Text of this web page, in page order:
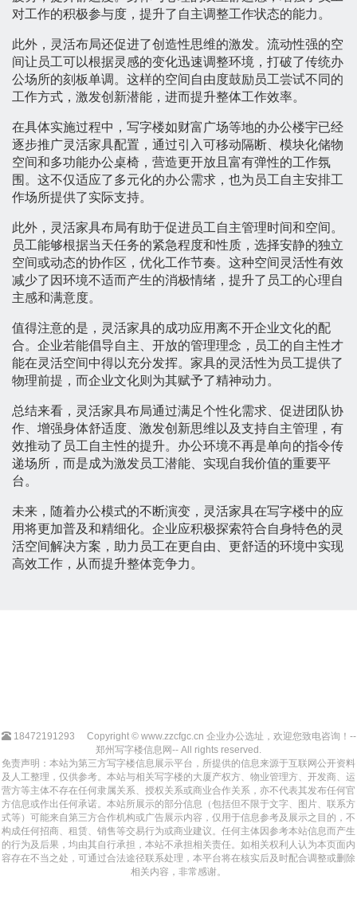
对工作的积极参与度，提升了自主调整工作状态的能力。
此外，灵活布局还促进了创造性思维的激发。流动性强的空
间让员工可以根据灵感的变化迅速调整环境，打破了传统办
公场所的刻板单调。这样的空间自由度鼓励员工尝试不同的
工作方式，激发创新潜能，进而提升整体工作效率。
在具体实施过程中，写字楼如财富广场等地的办公楼宇已经
逐步推广灵活家具配置，通过引入可移动隔断、模块化储物
空间和多功能办公桌椅，营造更开放且富有弹性的工作氛
围。这不仅适应了多元化的办公需求，也为员工自主安排工
作场所提供了实际支持。
此外，灵活家具布局有助于促进员工自主管理时间和空间。
员工能够根据当天任务的紧急程度和性质，选择安静的独立
空间或动态的协作区，优化工作节奏。这种空间灵活性有效
减少了因环境不适而产生的消极情绪，提升了员工的心理自
主感和满意度。
值得注意的是，灵活家具的成功应用离不开企业文化的配
合。企业若能倡导自主、开放的管理理念，员工的自主性才
能在灵活空间中得以充分发挥。家具的灵活性为员工提供了
物理前提，而企业文化则为其赋予了精神动力。
总结来看，灵活家具布局通过满足个性化需求、促进团队协
作、增强身体舒适度、激发创新思维以及支持自主管理，有
效推动了员工自主性的提升。办公环境不再是单向的指令传
递场所，而是成为激发员工潜能、实现自我价值的重要平
台。
未来，随着办公模式的不断演变，灵活家具在写字楼中的应
用将更加普及和精细化。企业应积极探索符合自身特色的灵
活空间解决方案，助力员工在更自由、更舒适的环境中实现
高效工作，从而提升整体竞争力。
18472191293
Copyright © www.zzcfgc.cn 企业办公选址，欢迎您致电咨询！--
郑州写字楼信息网-- All rights reserved.
免责声明：本站为第三方写字楼信息展示平台，所提供的信息来源于互联网公开资料
及人工整理，仅供参考。本站与相关写字楼的大厦产权方、物业管理方、开发商、运
营方等主体不存在任何隶属关系、授权关系或商业合作关系，亦不代表其发布任何官
方信息或作出任何承诺。本站所展示的部分信息（包括但不限于文字、图片、联系方
式等）可能来自第三方合作机构或广告展示内容，仅用于信息参考及展示之目的，不
构成任何招商、租赁、销售等交易行为或商业建议。任何主体因参考本站信息而产生
的行为及后果，均由其自行承担，本站不承担相关责任。如相关权利人认为本页面内
容存在不当之处，可通过合法途径联系处理，本平台将在核实后及时配合调整或删除
相关内容，非常感谢。